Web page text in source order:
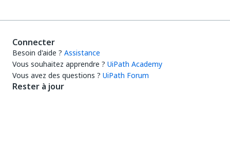
Connecter
Besoin d'aide ? Assistance
Vous souhaitez apprendre ? UiPath Academy
Vous avez des questions ? UiPath Forum
Rester à jour